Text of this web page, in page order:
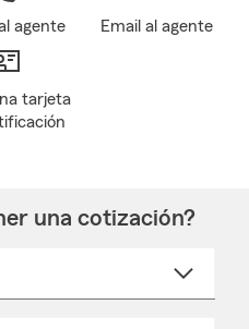
agente Email al agente
tarjeta
una cotización?